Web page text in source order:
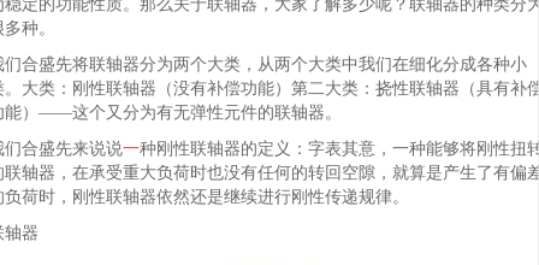
稳定的功能性质。那么关于联轴器，大家了解多少呢？联轴器的种类分
种。
们合盛先将联轴器分为两个大类，从两个大类中我们在细化分成各种小
。大类：刚性联轴器（没有补偿功能）第二大类：挠性联轴器（具有补
能）——这个又分为有无弹性元件的联轴器。
们合盛先来说说一种刚性联轴器的定义：字表其意，一种能够将刚性扭
联轴器，在承受重大负荷时也没有任何的转回空隙，就算是产生了有偏
负荷时，刚性联轴器依然还是继续进行刚性传递规律。
轴器